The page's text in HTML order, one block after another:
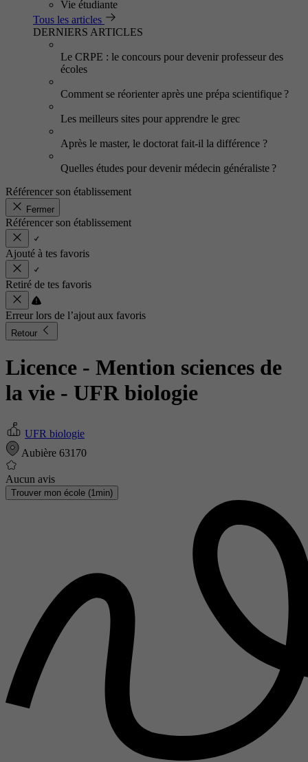
Vie étudiante
Tous les articles
DERNIERS ARTICLES
Le CRPE : le concours pour devenir professeur des
écoles
Comment se réorienter après une prépa scientifique ?
Les meilleurs sites pour apprendre le grec
Après le master, le doctorat fait-il la différence ?
Quelles études pour devenir médecin généraliste ?
Référencer son établissement
Fermer
Référencer son établissement
Ajouté à tes favoris
Retiré de tes favoris
Erreur lors de l’ajout aux favoris
Retour
Licence - Mention sciences de
la vie - UFR biologie
UFR biologie
Aubière 63170
Aucun avis
Trouver mon école (1min)